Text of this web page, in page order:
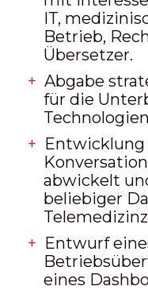
IT,
Betrieb,
Übersetzer.
Abgabe
für die
Entwicklung
abwickelt
beliebiger
Entwurf
eines